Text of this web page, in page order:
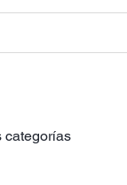
categorías